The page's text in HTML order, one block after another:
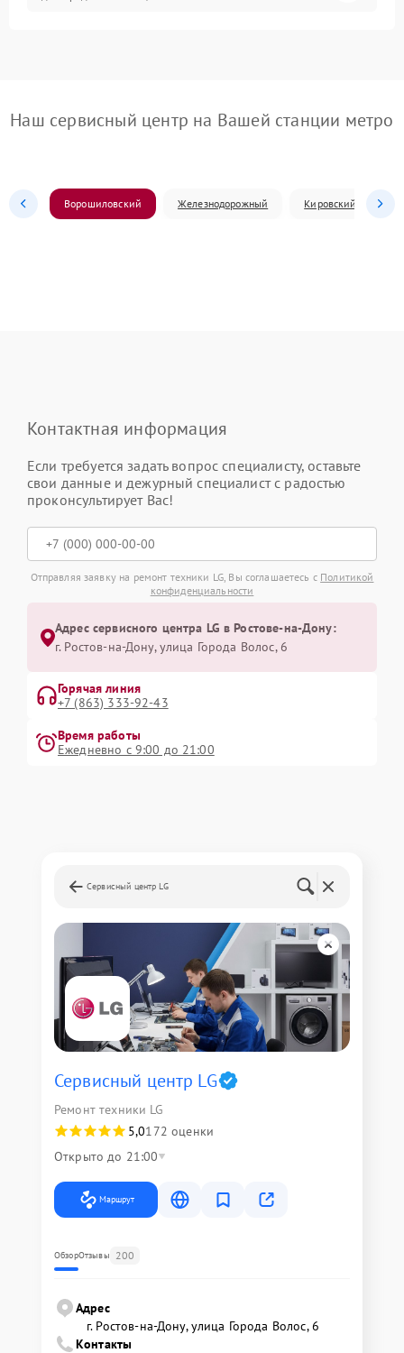
Наш сервисный центр на Вашей станции метро
Ворошиловский Железнодорожный Кировский
Контактная информация
Если требуется задать вопрос специалисту, оставьте
свои данные и дежурный специалист с радостью
проконсультирует Вас!
Отправляя заявку на ремонт техники LG, Вы соглашаетесь с Политикой
конфиденциальности
Адрес сервисного центра LG в Ростове-на-Дону:
г. Ростов-на-Дону, улица Города Волос, 6
Горячая линия
+7 (863) 333-92-43
Время работы
Ежедневно с 9:00 до 21:00
Сервисный центр LG
Сервисный центр LG
Ремонт техники LG
5,0172 оценки
Открыто до 21:00
Маршрут
ОбзорОтзывы 200
Адрес
г. Ростов-на-Дону, улица Города Волос, 6
Контакты